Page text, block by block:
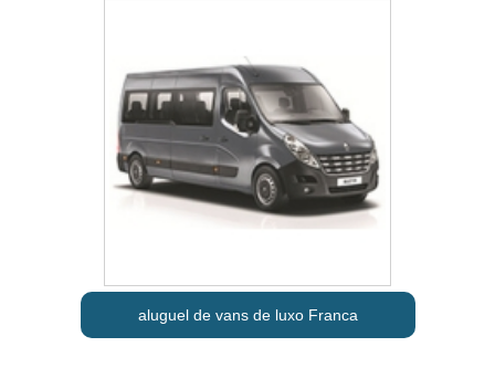
aluguel de vans de luxo Franca